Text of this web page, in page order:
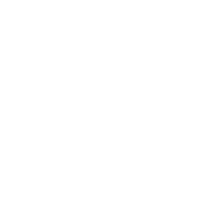
Gafas para el eclipse solar
dónde conseguirlas y cómo
Vinícius Júnior seguirá
2032 tras cerrar su renovación